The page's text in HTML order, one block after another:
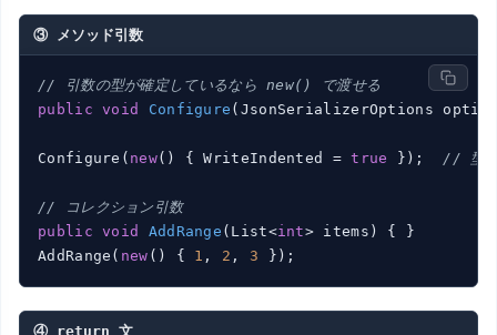
③ メソッド引数
// 引数の型が確定しているなら new() で渡せる
public
void Configure (JsonSerializerOptions
Configure( new() { WriteIndented = true }); // 型
// コレクション引数
public
void AddRange (List<int> items)
{ }
AddRange( new () { 1 , 2 , 3
④ return 文